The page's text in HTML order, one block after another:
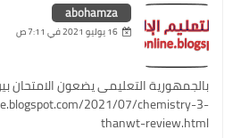
abohamza
16 يوليو 2021 في 7:11 ص
بالجمهورية التعليمى يضعون الامتحان
2021/07/chemistry-3-
thanwt-review.html